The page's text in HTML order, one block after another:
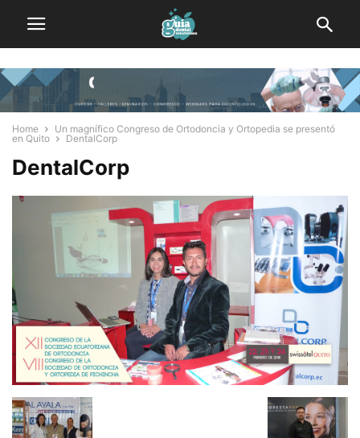
Home
Un magnífico Congreso de Ortodoncia y Ortopedia se presentó
en Quito
DentalCorp
DentalCorp